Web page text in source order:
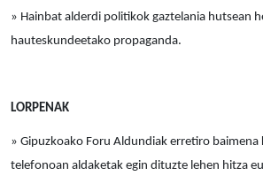
» Hainbat alderdi politikok gaztelania hutsean
hauteskundeetako propaganda.
LORPENAK
» Gipuzkoako Foru Aldundiak erretiro baimena
telefonoan aldaketak egin dituzte lehen hitza